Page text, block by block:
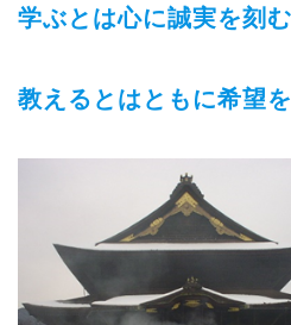
学ぶとは心に誠実を刻む
教えるとはともに希望を